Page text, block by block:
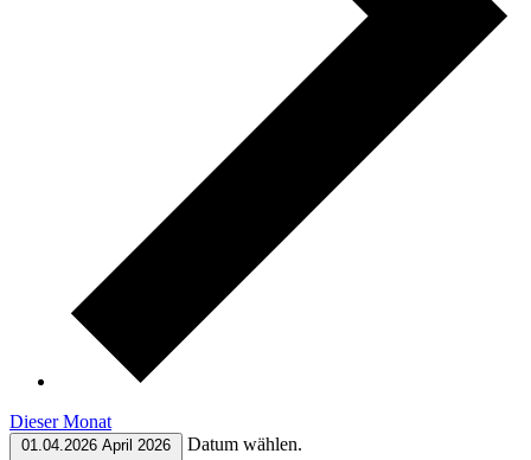
Dieser Monat
01.04.2026 April 2026 Datum wählen.